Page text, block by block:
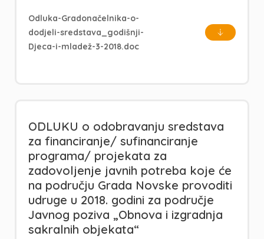
Odluka-Gradonačelnika-o-
dodjeli-sredstava_godišnji-
Djeca-i-mladež-3-2018.doc
ODLUKU o odobravanju sredstava
za financiranje/ sufinanciranje
programa/ projekata za
zadovoljenje javnih potreba koje će
na području Grada Novske provoditi
udruge u 2018. godini za područje
Javnog poziva „Obnova i izgradnja
sakralnih objekata“